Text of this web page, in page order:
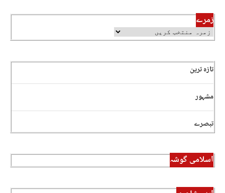
زمرے
تازہ ترین
مشہور
تبصرے
اسلامی گوشہ